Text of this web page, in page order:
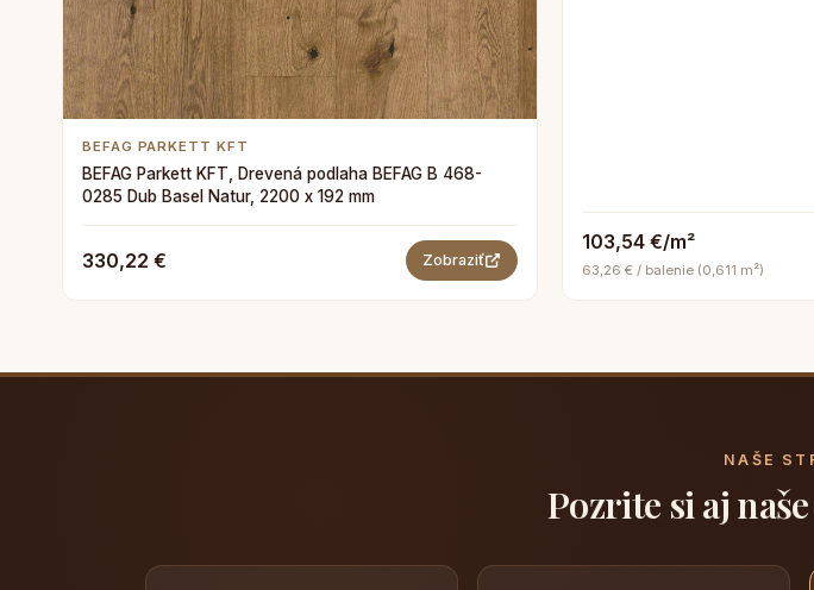
BEFAG PARKETT KFT
BEFAG Parkett KFT, Drevená podlaha BEFAG B 468-
0285 Dub Basel Natur, 2200 x 192 mm
330,22 € Zobraziť
103,54 €/m²
63,26 € / balenie (0,611 m²)
NAŠE
Pozrite si aj